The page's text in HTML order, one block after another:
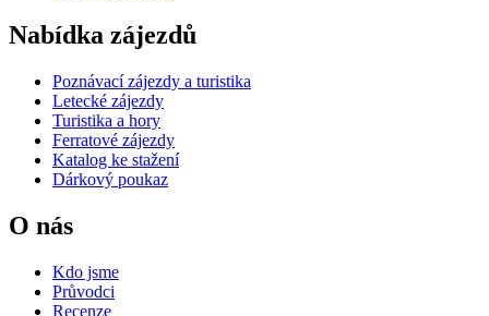
Nabídka zájezdů
Poznávací zájezdy a turistika
Letecké zájezdy
Turistika a hory
Ferratové zájezdy
Katalog ke stažení
Dárkový poukaz
O nás
Kdo jsme
Průvodci
Recenze